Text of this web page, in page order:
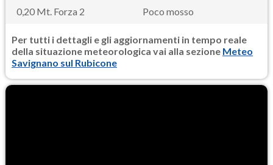
0,20 Mt. Forza 2 Poco mosso
Per tutti i dettagli e gli aggiornamenti in tempo reale
della situazione meteorologica vai alla sezione Meteo
Savignano sul Rubicone